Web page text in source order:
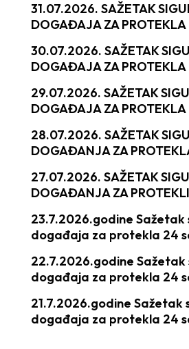
31.07.2026. SAŽETAK
DOGAĐAJA ZA PROTEKLA
30.07.2026. SAŽETAK
DOGAĐAJA ZA PROTEKLA
29.07.2026. SAŽETAK
DOGAĐAJA ZA PROTEKLA
28.07.2026. SAŽETAK
DOGAĐANJA ZA
27.07.2026. SAŽETAK
DOGAĐANJA ZA
23.7.2026.godine Sažetak
događaja za protekla 24
22.7.2026.godine Sažetak
događaja za protekla 24
21.7.2026.godine Sažetak
događaja za protekla 24